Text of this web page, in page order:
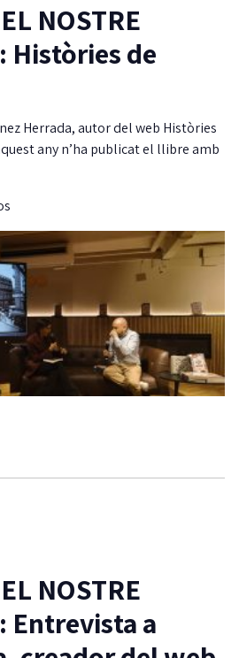
NOSTRE
Històries de
Herrada, autor del web Històries
any n’ha publicat el llibre amb
NOSTRE
Entrevista a